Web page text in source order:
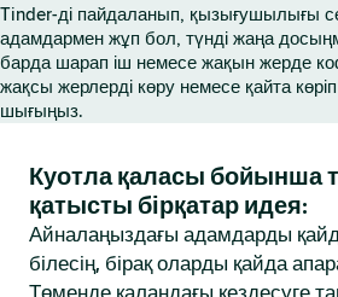
Tinder-ді пайдаланып, қызығушылығы
адамдармен жұп бол, түнді жаңа
барда шарап іш немесе жақын жерде
жақсы жерлерді көру немесе қайта
шығыңыз.
Куотла қаласы бойынша
қатысты бірқатар идея:
Айналаңыздағы адамдарды
білесің, бірақ оларды қайда
Төменде қалаңдағы кездесуге